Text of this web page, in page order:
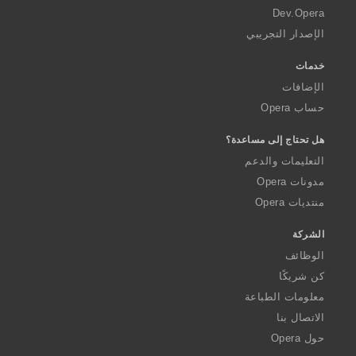
a
Dev.Opera
الإصدار التجريبي
خدمات
الإضافات
حساب Opera
هل تحتاج إلى مساعدة؟
التعليمات والدعم
مدونات Opera
منتديات Opera
الشركة
الوظائف
كن شريكًا
معلومات الطباعة
الاتصال بنا
حول Opera